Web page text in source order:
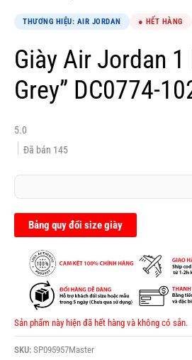
THƯƠNG HIỆU: AIR JORDAN ● HẾT HÀNG
Giày Air Jordan 1
Grey” DC0774-
5.0
Đã bán 145
Bảng quy đổi size giày
Sản phẩm này hiện đã hết hàng và không có sẵn.
SKU: SP095957Master